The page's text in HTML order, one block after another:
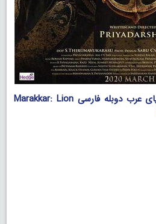
دانلود فیلم ماراکار: شیر دریای عرب دوبله فارسی Marakkar: Lion